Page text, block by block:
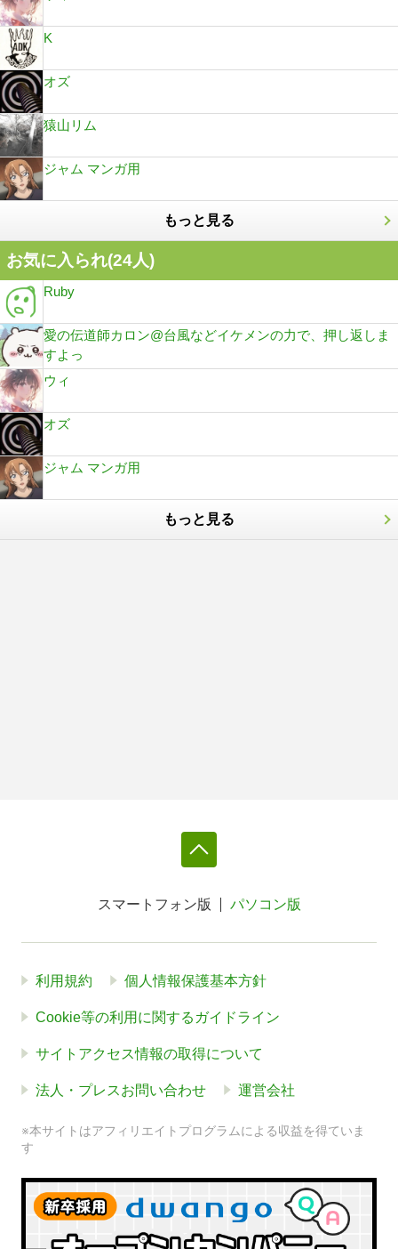
K
オズ
猿山リム
ジャム マンガ用
もっと見る
お気に入られ(24人)
Ruby
愛の伝道師カロン@台風などイケメンの力で、押し返しま
すよっ
ウィ
オズ
ジャム マンガ用
もっと見る
スマートフォン版 パソコン版
利用規約 個人情報保護基本方針
Cookie等の利用に関するガイドライン
サイトアクセス情報の取得について
法人・プレスお問い合わせ 運営会社
※本サイトはアフィリエイトプログラムによる収益を得ていま
す